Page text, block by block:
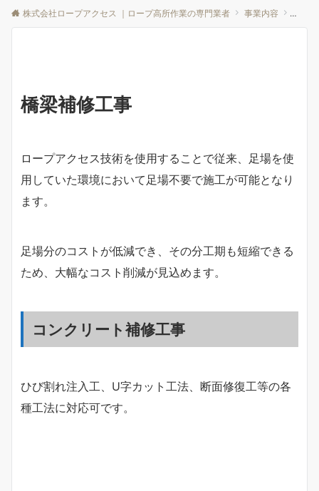
株式会社ロープアクセス ｜ロープ高所作業の専門業者 事業内容 橋梁
橋梁補修工事
ロープアクセス技術を使用することで従来、足場を使
用していた環境において足場不要で施工が可能となり
ます。
足場分のコストが低減でき、その分工期も短縮できる
ため、大幅なコスト削減が見込めます。
コンクリート補修工事
ひび割れ注入工、U字カット工法、断面修復工等の各
種工法に対応可です。